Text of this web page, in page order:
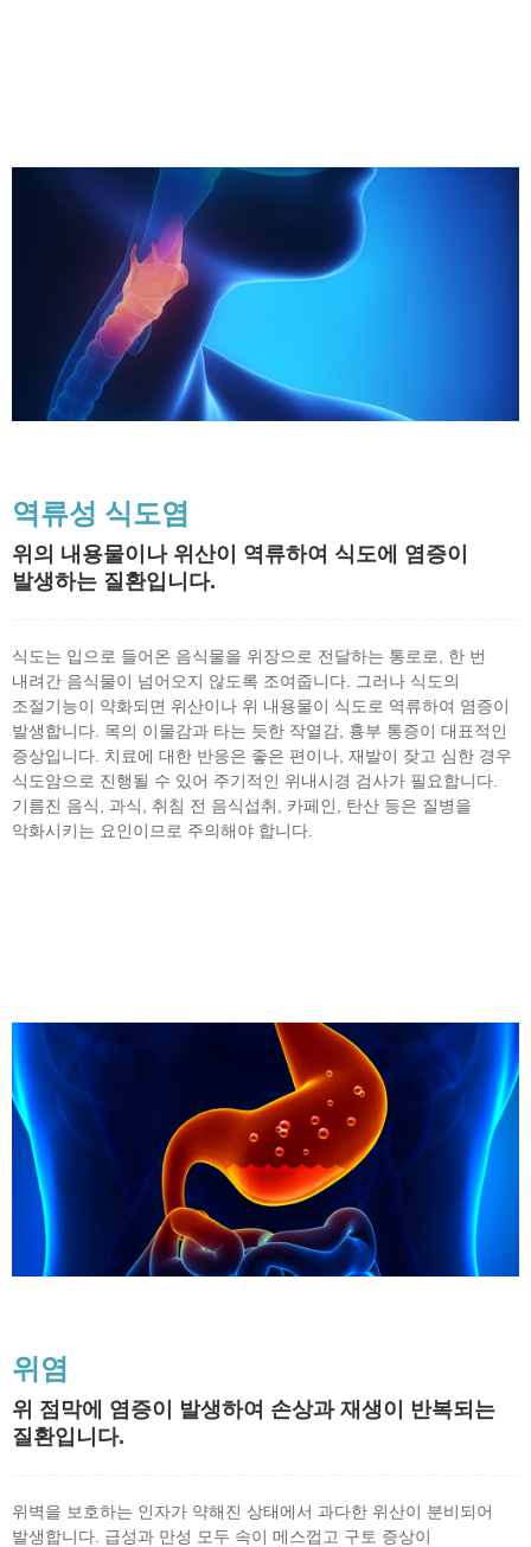
역류성 식도염
위의 내용물이나 위산이 역류하여 식도에 염증이
발생하는 질환입니다.
식도는 입으로 들어온 음식물을 위장으로 전달하는 통로로, 한 번
내려간 음식물이 넘어오지 않도록 조여줍니다. 그러나 식도의
조절기능이 약화되면 위산이나 위 내용물이 식도로 역류하여 염증이
발생합니다. 목의 이물감과 타는 듯한 작열감, 흉부 통증이 대표적인
증상입니다. 치료에 대한 반응은 좋은 편이나, 재발이 잦고 심한 경우
식도암으로 진행될 수 있어 주기적인 위내시경 검사가 필요합니다.
기름진 음식, 과식, 취침 전 음식섭취, 카페인, 탄산 등은 질병을
악화시키는 요인이므로 주의해야 합니다.
위염
위 점막에 염증이 발생하여 손상과 재생이 반복되는
질환입니다.
위벽을 보호하는 인자가 약해진 상태에서 과다한 위산이 분비되어
발생합니다. 급성과 만성 모두 속이 메스껍고 구토 증상이